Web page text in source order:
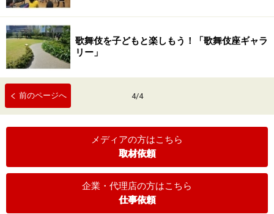
歌舞伎を子どもと楽しもう！「歌舞伎座ギャラ
リー」
前のページへ 4/4
メディアの方はこちら
取材依頼
企業・代理店の方はこちら
仕事依頼